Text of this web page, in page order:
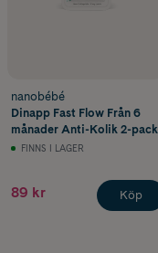
nanobébé
Dinapp Fast Flow Från 6
månader Anti-Kolik 2-pack
FINNS I LAGER
89 kr Köp